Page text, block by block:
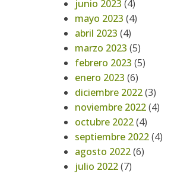
junio 2023 (4)
mayo 2023 (4)
abril 2023 (4)
marzo 2023 (5)
febrero 2023 (5)
enero 2023 (6)
diciembre 2022(3)
noviembre 2022(4)
octubre 2022(4)
septiembre 2022(4)
agosto 2022(6)
julio 2022(7)